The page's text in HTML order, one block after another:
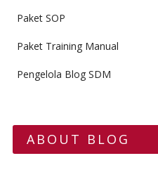
Paket SOP
Paket Training Manual
Pengelola Blog SDM
ABOUT BLOG